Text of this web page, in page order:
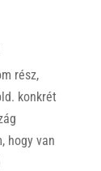
rész,
konkrét
hogy van